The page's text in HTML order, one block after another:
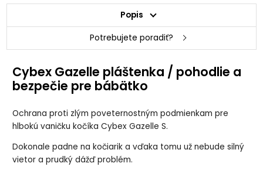
Popis
Potrebujete poradiť?
Cybex Gazelle pláštenka / pohodlie a
bezpečie pre bábätko
Ochrana proti zlým poveternostným podmienkam pre
hlbokú vaničku kočíka Cybex Gazelle S.
Dokonale padne na kočiarik a vďaka tomu už nebude silný
vietor a prudký dážď problém.